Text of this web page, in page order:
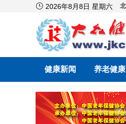
 2026年8月8日 星期六
健康新闻 养老健康